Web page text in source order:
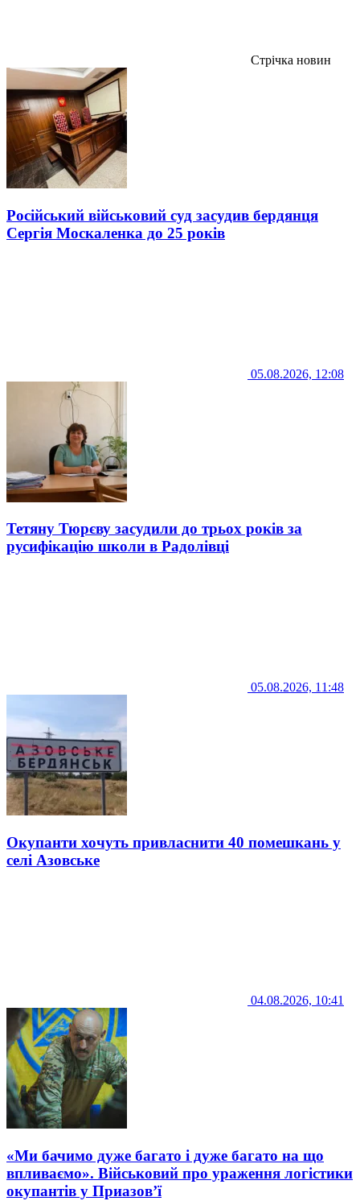
Стрічка новин
Російський військовий суд засудив бердянця
Сергія Москаленка до 25 років
05.08.2026, 12:08
Тетяну Тюрєву засудили до трьох років за
русифікацію школи в Радолівці
05.08.2026, 11:48
Окупанти хочуть привласнити 40 помешкань у
селі Азовське
04.08.2026, 10:41
«Ми бачимо дуже багато і дуже багато на що
впливаємо». Військовий про ураження логістики
окупантів у Приазов’ї